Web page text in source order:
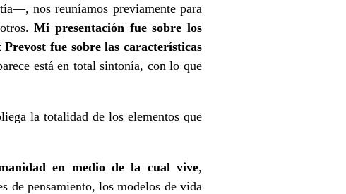
nos reuníamos previamente para
Mi presentación fue sobre los
fue sobre las características
está en total sintonía, con lo que
la totalidad de los elementos que
en medio de la cual vive,
de pensamiento, los modelos de vida